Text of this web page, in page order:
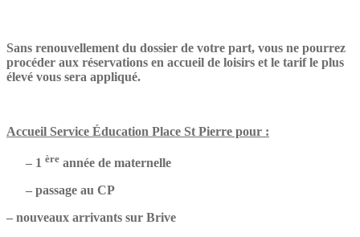
Sans renouvellement du dossier de votre part, vous ne pourrez
procéder aux réservations en accueil de loisirs et le tarif le plus
élevé vous sera appliqué.
Accueil Service Éducation Place St Pierre pour :
– 1 ère année de maternelle
– passage au CP
– nouveaux arrivants sur Brive